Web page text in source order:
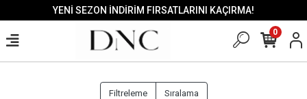
YENİ SEZON İNDİRİM FIRSATLARINI KAÇIRMA!
0
Filtreleme Sıralama